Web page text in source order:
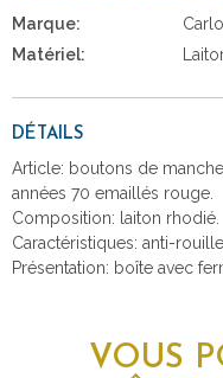
Marque:
Matériel:
DÉTAILS
Article: boutons de
années 70 emaillés rouge.
Composition: laiton rhodié.
Caractéristiques: anti-
Présentation: boîte avec
VOUS